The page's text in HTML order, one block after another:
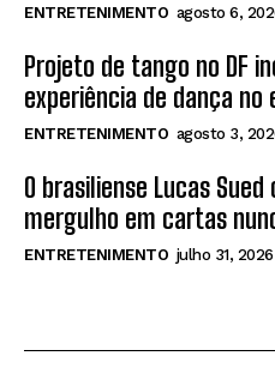
ENTRETENIMENTO agosto 6,
Projeto de tango no DF
experiência de dança no
ENTRETENIMENTO agosto 3,
O brasiliense Lucas
mergulho em cartas
ENTRETENIMENTO julho 31, 2026